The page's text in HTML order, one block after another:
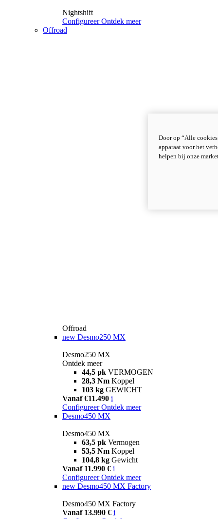
Nightshift
Configureer Ontdek meer
Offroad
Offroad
new Desmo250 MX
Desmo250 MX
Ontdek meer
44,5 pk VERMOGEN
28,3 Nm Koppel
103 kg GEWICHT
Vanaf €11.490 i
Configureer Ontdek meer
Desmo450 MX
Desmo450 MX
63,5 pk Vermogen
53,5 Nm Koppel
104,8 kg Gewicht
Vanaf 11.990 € i
Configureer Ontdek meer
new Desmo450 MX Factory
Desmo450 MX Factory
Vanaf 13.990 € i
Door op “Alle
apparaat voor het
helpen bij onze